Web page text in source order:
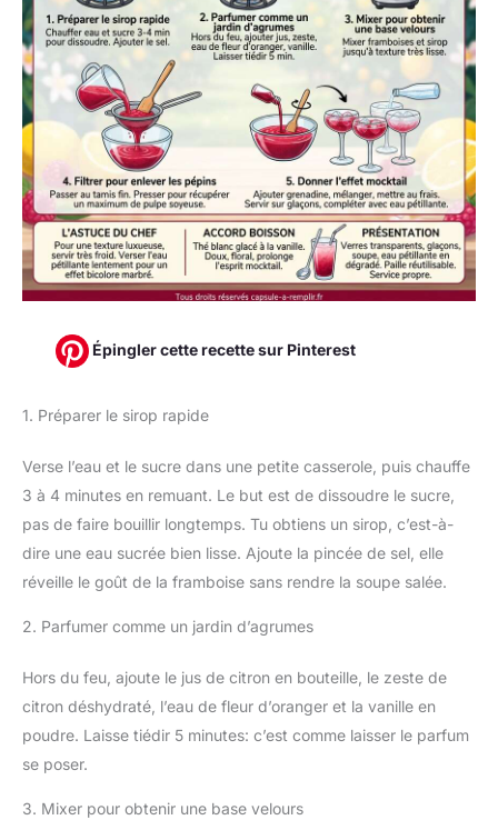
Épingler cette recette sur Pinterest
1. Préparer le sirop rapide
Verse l’eau et le sucre dans une petite casserole, puis chauffe
3 à 4 minutes en remuant. Le but est de dissoudre le sucre,
pas de faire bouillir longtemps. Tu obtiens un sirop, c’est-à-
dire une eau sucrée bien lisse. Ajoute la pincée de sel, elle
réveille le goût de la framboise sans rendre la soupe salée.
2. Parfumer comme un jardin d’agrumes
Hors du feu, ajoute le jus de citron en bouteille, le zeste de
citron déshydraté, l’eau de fleur d’oranger et la vanille en
poudre. Laisse tiédir 5 minutes: c’est comme laisser le parfum
se poser.
3. Mixer pour obtenir une base velours